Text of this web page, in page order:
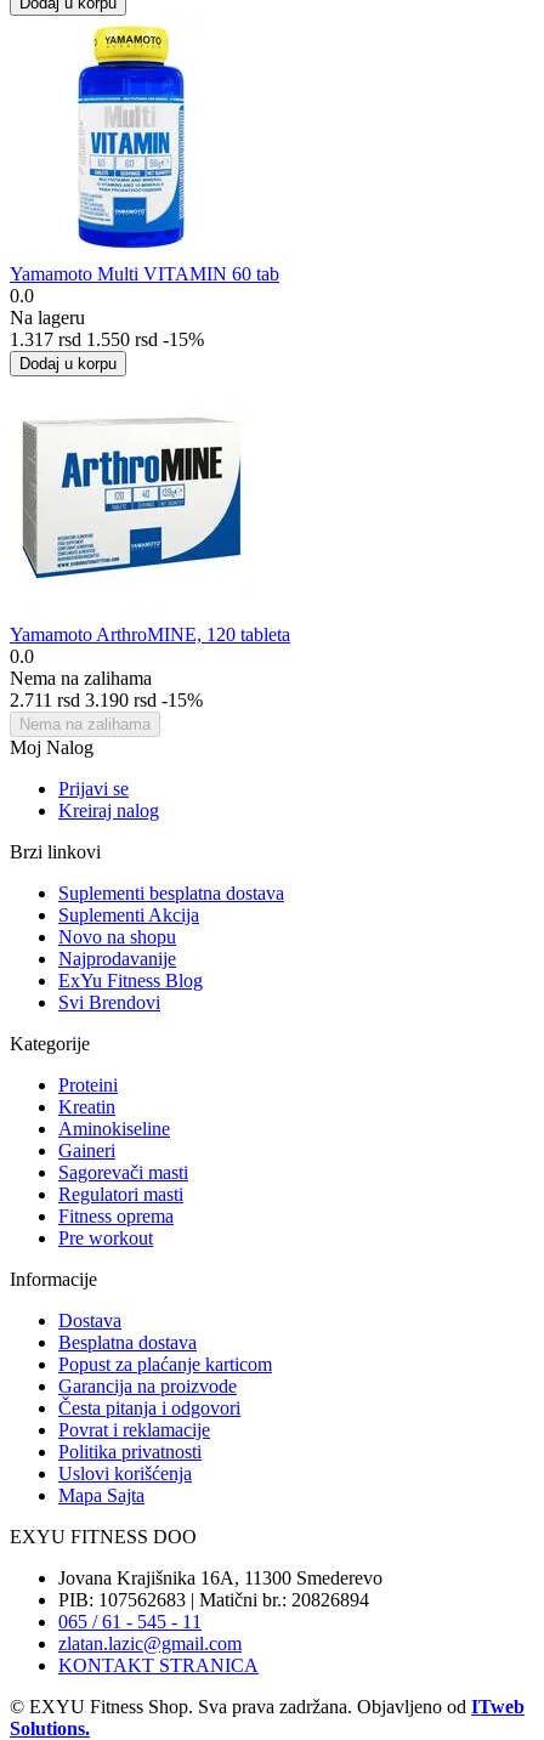
Yamamoto Multi VITAMIN 60 tab
0.0
Na lageru
1.317 rsd 1.550 rsd -15%
Dodaj u korpu
Yamamoto ArthroMINE, 120 tableta
0.0
Nema na zalihama
2.711 rsd 3.190 rsd -15%
Nema na zalihama
Moj Nalog
Prijavi se
Kreiraj nalog
Brzi linkovi
Suplementi besplatna dostava
Suplementi Akcija
Novo na shopu
Najprodavanije
ExYu Fitness Blog
Svi Brendovi
Kategorije
Proteini
Kreatin
Aminokiseline
Gaineri
Sagorevači masti
Regulatori masti
Fitness oprema
Pre workout
Informacije
Dostava
Besplatna dostava
Popust za plaćanje karticom
Garancija na proizvode
Česta pitanja i odgovori
Povrat i reklamacije
Politika privatnosti
Uslovi korišćenja
Mapa Sajta
EXYU FITNESS DOO
Jovana Krajišnika 16A, 11300 Smederevo
PIB: 107562683 | Matični br.: 20826894
065 / 61 - 545 - 11
zlatan.lazic@gmail.com
KONTAKT STRANICA
© EXYU Fitness Shop. Sva prava zadržana. Objavljeno od ITweb
Solutions.